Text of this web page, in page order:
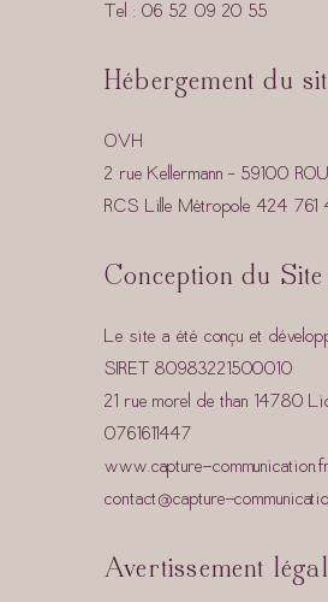
Tel : 06 52 09 20 55
Hébergement du
OVH
2 rue Kellermann – 59100
RCS Lille Métropole 424
Conception du Site
Le site a été conçu et
SIRET 80983221500010
21 rue morel de than 14780
0761611447
www.capture-
contact@capture-
Avertissement légal